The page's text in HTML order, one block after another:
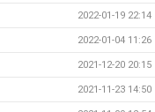
2022-01-19 22:14
2022-01-04 11:26
2021-12-20 20:15
2021-11-23 14:50